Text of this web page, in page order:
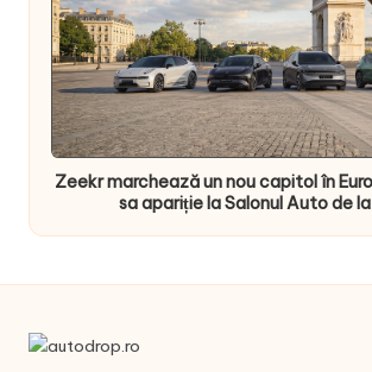
Zeekr marchează un nou capitol în
sa apariție la Salonul Auto de